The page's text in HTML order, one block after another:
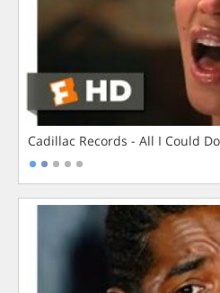
Cadillac Records - All I Could